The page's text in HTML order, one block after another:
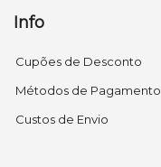
Info
Cupões de Desconto
Métodos de Pagamento
Custos de Envio